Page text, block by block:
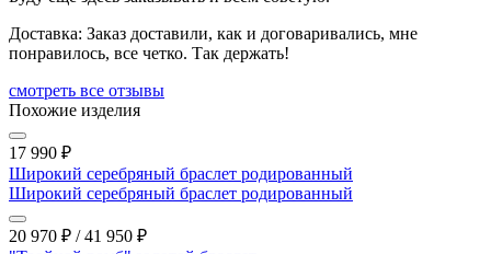
Доставка: Заказ доставили, как и договаривались, мне
понравилось, все четко. Так держать!
cмотреть все отзывы
Похожие изделия
17 990 ₽
Широкий серебряный браслет родированный
Широкий серебряный браслет родированный
20 970 ₽ / 41 950 ₽